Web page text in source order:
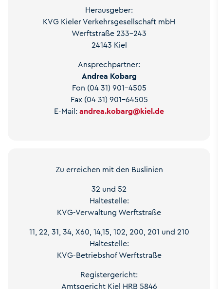
Herausgeber:
KVG Kieler Verkehrsgesellschaft mbH
Werftstraße 233-243
24143 Kiel
Ansprechpartner:
Andrea Kobarg
Fon (04 31) 901-4505
Fax (04 31) 901-64505
E-Mail:andrea.kobarg@kiel.de
Zu erreichen mit den Buslinien
32 und 52
Haltestelle:
KVG-Verwaltung Werftstraße
11, 22, 31, 34, X60, 14,15, 102, 200, 201 und 210
Haltestelle:
KVG-Betriebshof Werftstraße
Registergericht:
Amtsgericht Kiel HRB 5846